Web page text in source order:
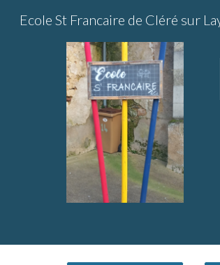
Ecole St Francaire de Cléré sur